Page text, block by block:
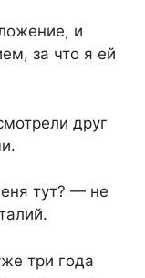
и
за что я ей
друг
тут? — не
три года